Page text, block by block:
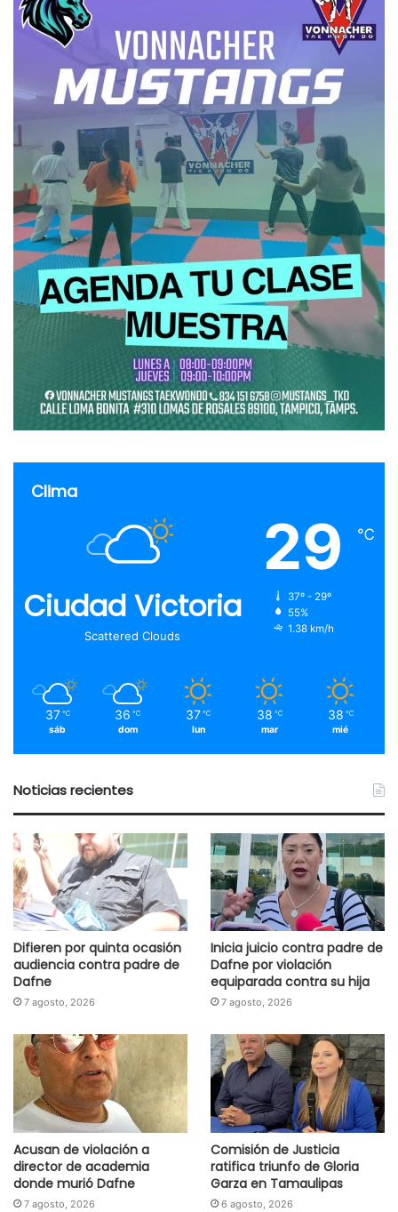
Clima
Ciudad Victoria
Scattered Clouds
29 ℃
37º - 29º
55%
1.38 km/h
37 ℃
sáb
36 ℃
dom
37 ℃
lun
38 ℃
mar
38 ℃
mié
Noticias recientes
Difieren por quinta ocasión
audiencia contra padre de
Dafne
7 agosto, 2026
Inicia juicio contra padre de
Dafne por violación
equiparada contra su hija
7 agosto, 2026
Acusan de violación a
director de academia
donde murió Dafne
7 agosto, 2026
Comisión de Justicia
ratifica triunfo de Gloria
Garza en Tamaulipas
6 agosto, 2026